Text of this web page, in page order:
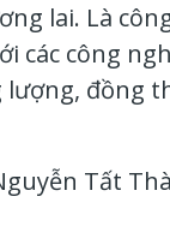
lai. Là
các công
đồng
Tất